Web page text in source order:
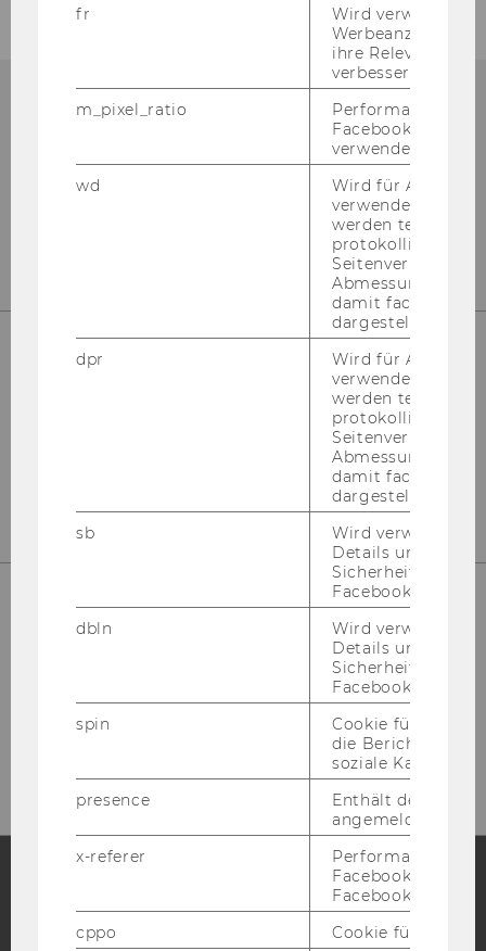
D2 - Welt­han­dels­platz 1
Wien 1020
FacebookInstagramBlog
fr
Wird verwendet,
Werbeanzeigen
ihre Relevanz zu
verbessern.
m_pixel_ratio
Performance-
Facebook mit
verwendet wird.
wd
Wird für Analyse-
verwendet. Unter
werden
protokolliert (z.B.
Seitenverhältnis
Abmessungen
damit facebook
dargestellt
dpr
Wird für Analyse-
verwendet. Unter
werden
protokolliert (z.B.
Seitenverhältnis
Abmessungen
damit facebook
dargestellt
sb
Wird verwendet,
Details und
Facebook-Kontos
dbln
Wird verwendet,
Details und
Facebook-Kontos
spin
Cookie für
die
soziale
presence
Enthält den
angemeldeten
x-referer
Performance-
Facebook in
Facebook-Pixel
cppo
Cookie für